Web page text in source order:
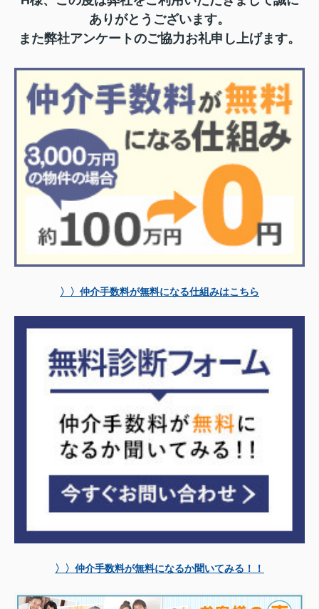
ありがとうございます。
また弊社アンケートのご協力お礼申し上げます。
〉〉仲介手数料が無料になる仕組みはこちら
〉〉仲介手数料が無料になるか聞いてみる！！